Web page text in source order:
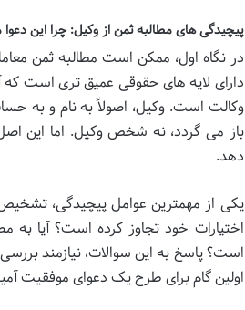
پیچیدگی های مطالبه ثمن از وکیل: چرا این
در نگاه اول، ممکن است مطالبه ثمن
دارای لایه های حقوقی عمیق تری است که
وکالت است. وکیل، اصولاً به نام و به
باز می گردد، نه شخص وکیل. اما این
دهد.
یکی از مهمترین عوامل پیچیدگی،
اختیارات خود تجاوز کرده است؟ آیا
است؟ پاسخ به این سوالات، نیازمند
اولین گام برای طرح یک دعوای موفقیت